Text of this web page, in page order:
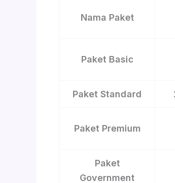
Nama Paket
Paket Basic
Paket Standard
Paket Premium
Paket
Government